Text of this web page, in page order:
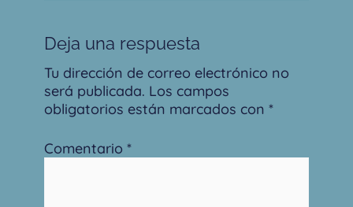
Deja una respuesta
Tu dirección de correo electrónico no
será publicada. Los campos
obligatorios están marcados con *
Comentario *